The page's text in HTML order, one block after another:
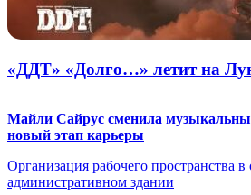
«ДДТ» «Долго…» летит на
Майли Сайрус сменила
новый этап карьеры
Организация рабочего пространства в
административном здании